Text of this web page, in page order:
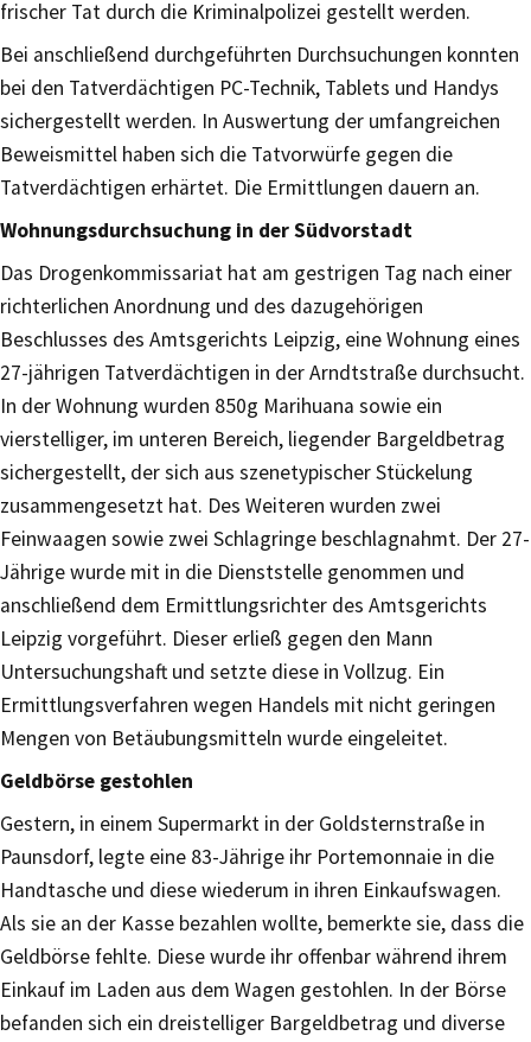
frischer Tat durch die Kriminalpolizei gestellt werden.
Bei anschließend durchgeführten Durchsuchungen konnten
bei den Tatverdächtigen PC-Technik, Tablets und Handys
sichergestellt werden. In Auswertung der umfangreichen
Beweismittel haben sich die Tatvorwürfe gegen die
Tatverdächtigen erhärtet. Die Ermittlungen dauern an.
Wohnungsdurchsuchung in der Südvorstadt
Das Drogenkommissariat hat am gestrigen Tag nach einer
richterlichen Anordnung und des dazugehörigen
Beschlusses des Amtsgerichts Leipzig, eine Wohnung eines
27-jährigen Tatverdächtigen in der Arndtstraße durchsucht.
In der Wohnung wurden 850g Marihuana sowie ein
vierstelliger, im unteren Bereich, liegender Bargeldbetrag
sichergestellt, der sich aus szenetypischer Stückelung
zusammengesetzt hat. Des Weiteren wurden zwei
Feinwaagen sowie zwei Schlagringe beschlagnahmt. Der 27-
Jährige wurde mit in die Dienststelle genommen und
anschließend dem Ermittlungsrichter des Amtsgerichts
Leipzig vorgeführt. Dieser erließ gegen den Mann
Untersuchungshaft und setzte diese in Vollzug. Ein
Ermittlungsverfahren wegen Handels mit nicht geringen
Mengen von Betäubungsmitteln wurde eingeleitet.
Geldbörse gestohlen
Gestern, in einem Supermarkt in der Goldsternstraße in
Paunsdorf, legte eine 83-Jährige ihr Portemonnaie in die
Handtasche und diese wiederum in ihren Einkaufswagen.
Als sie an der Kasse bezahlen wollte, bemerkte sie, dass die
Geldbörse fehlte. Diese wurde ihr offenbar während ihrem
Einkauf im Laden aus dem Wagen gestohlen. In der Börse
befanden sich ein dreistelliger Bargeldbetrag und diverse